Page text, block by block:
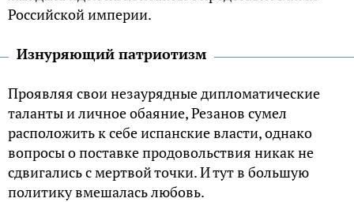
Российской империи.
Изнуряющий патриотизм
Проявляя свои незаурядные дипломатические
таланты и личное обаяние, Резанов сумел
расположить к себе испанские власти, однако
вопросы о поставке продовольствия никак не
сдвигались с мертвой точки. И тут в большую
политику вмешалась любовь.